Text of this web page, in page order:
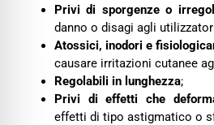
Privi di sporgenze o
danno o disagi agli
Atossici, inodori e
causare irritazioni cutanee
Regolabili in lunghezza;
Privi di effetti che
effetti di tipo astigmatico o